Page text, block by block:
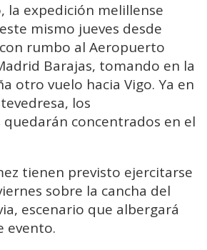
la expedición melillense
mismo jueves desde
rumbo al Aeropuerto
Barajas, tomando en la
otro vuelo hacia Vigo. Ya en
los
concentrados en el
tienen previsto ejercitarse
sobre la cancha del
escenario que albergará
evento.